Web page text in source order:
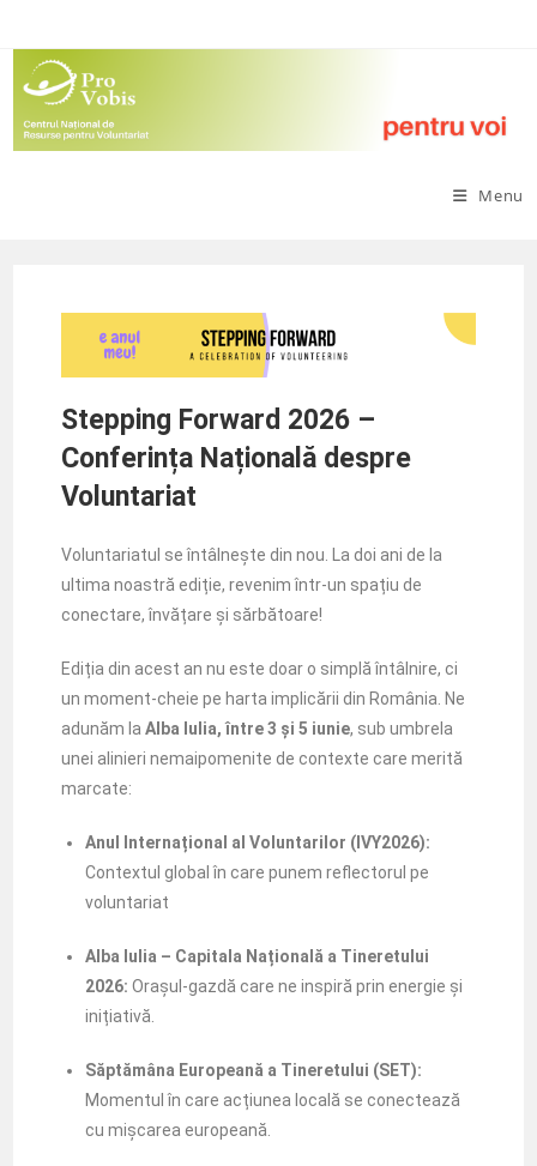
Menu
Stepping Forward 2026 –
Conferința Națională despre
Voluntariat
Voluntariatul se întâlnește din nou. La doi ani de la
ultima noastră ediție, revenim într-un spațiu de
conectare, învățare și sărbătoare!
Ediția din acest an nu este doar o simplă întâlnire, ci
un moment-cheie pe harta implicării din România. Ne
adunăm laAlba Iulia, între 3 și 5 iunie, sub umbrela
unei alinieri nemaipomenite de contexte care merită
marcate:
Anul Internațional al Voluntarilor (IVY2026):
Contextul global în care punem reflectorul pe
voluntariat
Alba Iulia – Capitala Națională a Tineretului
2026: Orașul-gazdă care ne inspiră prin energie și
inițiativă.
Săptămâna Europeană a Tineretului (SET):
Momentul în care acțiunea locală se conectează
cu mișcarea europeană.